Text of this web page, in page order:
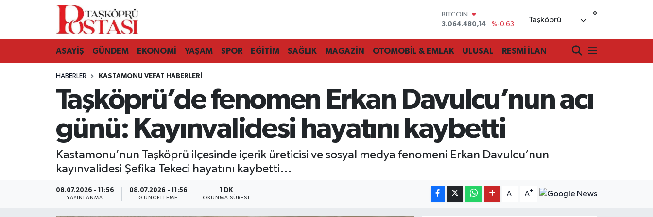
3.064.480,14
DOLAR
55,0317
%-0.02
STERLİN
6510.40
%0.45
BİST100
Taşköprü °
ASAYİŞ GÜNDEM EKONOMİ YAŞAM SPOR EĞİTİM SAĞLIK MAGAZİN OTOMOBİL & EMLAK ULUSAL RESMİ İLAN
HABERLER KASTAMONU VEFAT HABERLERI
Taşköprü’de fenomen Erkan Davulcu’nun acı
günü: Kayınvalidesi hayatını kaybetti
Kastamonu’nun Taşköprü ilçesinde içerik üreticisi ve sosyal medya fenomeni Erkan Davulcu’nun
kayınvalidesi Şefika Tekeci hayatını kaybetti…
08.07.2026 - 11:56
YAYINLANMA
08.07.2026 - 11:56
GÜNCELLEME
1 DK
OKUNMA SÜRESI
A- A+
Kastamonu Vefat Edenler
Araç Haberleri
Azdavay Haberleri
Bozkurt Haberleri